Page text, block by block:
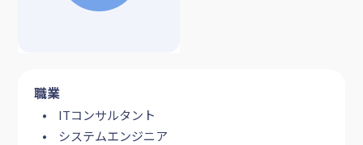
職業
ITコンサルタント
システムエンジニア